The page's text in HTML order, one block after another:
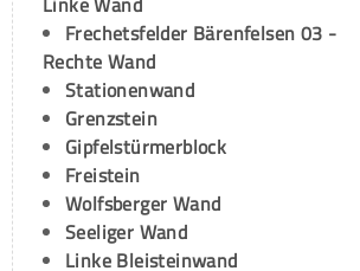
Frechetsfelder Bärenfelsen 03 -
Rechte Wand
Stationenwand
Grenzstein
Gipfelstürmerblock
Freistein
Wolfsberger Wand
Seeliger Wand
Linke Bleisteinwand